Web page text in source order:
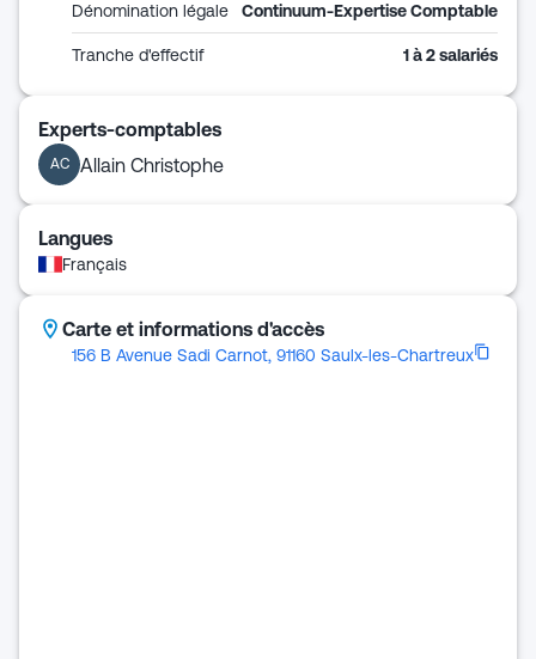
Dénomination légale Continuum-Expertise Comptable
Tranche d'effectif 1 à 2 salariés
Experts-comptables
AC Allain Christophe
Langues
Français
Carte et informations d'accès
156 B Avenue Sadi Carnot, 91160 Saulx-les-Chartreux